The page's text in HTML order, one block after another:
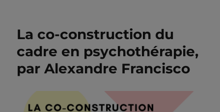
La co-construction du
cadre en psychothérapie,
par Alexandre Francisco